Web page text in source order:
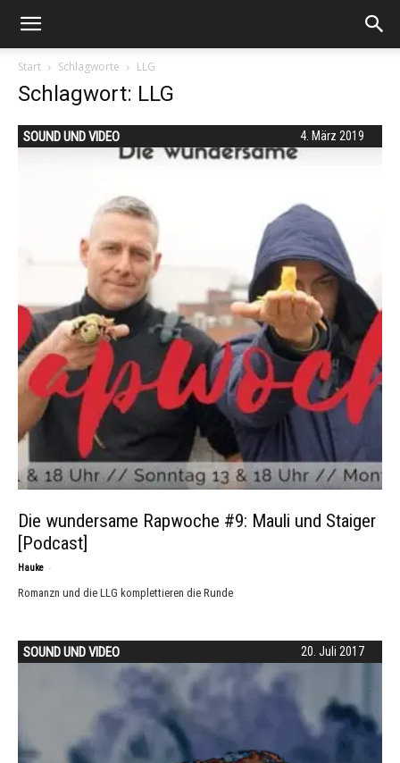
Start Schlagworte LLG
Schlagwort: LLG
4. März 2019
SOUND UND VIDEO
Die wundersame Rapwoche #9: Mauli und Staiger
[Podcast]
Hauke -
Romanzn und die LLG komplettieren die Runde
20. Juli 2017
SOUND UND VIDEO